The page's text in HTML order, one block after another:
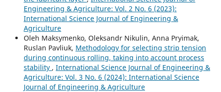
Engineering & Agriculture: Vol. 2 No. 6 (2023):
International Science Journal of Engineering &
Agriculture
Oleh Maksymenko, Oleksandr Nikulin, Anna Pryimak,
Ruslan Pavliuk, Methodology for selecting strip tension
during continuous rolling, taking into account process
stability , International Science Journal of Engineering &
Agriculture: Vol. 3 No. 6 (2024): International Science
Journal of Engineering & Agriculture